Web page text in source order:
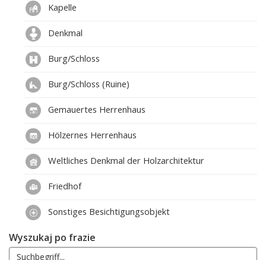
Kapelle
Denkmal
Burg/Schloss
Burg/Schloss (Ruine)
Gemauertes Herrenhaus
Hölzernes Herrenhaus
Weltliches Denkmal der Holzarchitektur
Friedhof
Sonstiges Besichtigungsobjekt
Wyszukaj po frazie